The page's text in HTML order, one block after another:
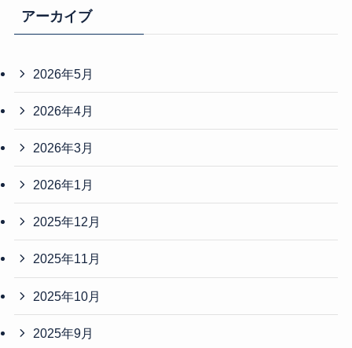
アーカイブ
2026年5月
2026年4月
2026年3月
2026年1月
2025年12月
2025年11月
2025年10月
2025年9月